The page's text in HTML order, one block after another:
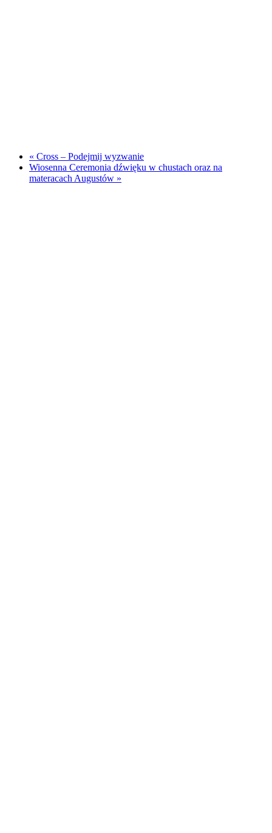
« Cross – Podejmij wyzwanie
Wiosenna Ceremonia dźwięku w chustach oraz na
materacach Augustów »